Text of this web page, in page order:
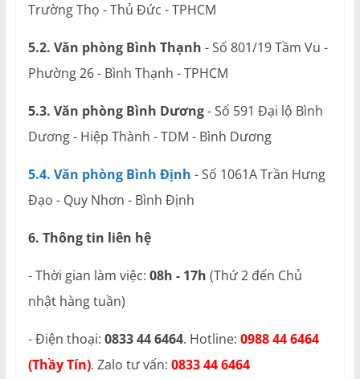
Trường Thọ - Thủ Đức - TPHCM
5.2. Văn phòng Bình Thạnh - Số 801/19 Tầm Vu -
Phường 26 - Bình Thạnh - TPHCM
5.3. Văn phòng Bình Dương- Số 591 Đại lộ Bình
Dương - Hiệp Thành - TDM - Bình Dương
5.4. Văn phòng Bình Định - Số 1061A Trần Hưng
Đạo - Quy Nhơn - Bình Định
6. Thông tin liên hệ
- Thời gian làm việc: 08h - 17h (Thứ 2 đến Chủ
nhật hàng tuần)
- Điện thoại: 0833 44 6464. Hotline: 0988 44 6464
(Thầy Tín). Zalo tư vấn: 0833 44 6464